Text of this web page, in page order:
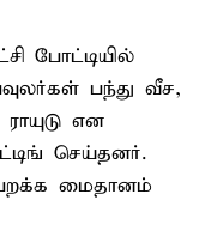
போட்டியில்
பந்து வீச,
என
செய்தனர்.
பறக்க மைதானம்